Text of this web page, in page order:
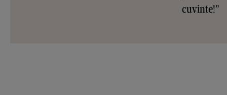
cuvinte!”